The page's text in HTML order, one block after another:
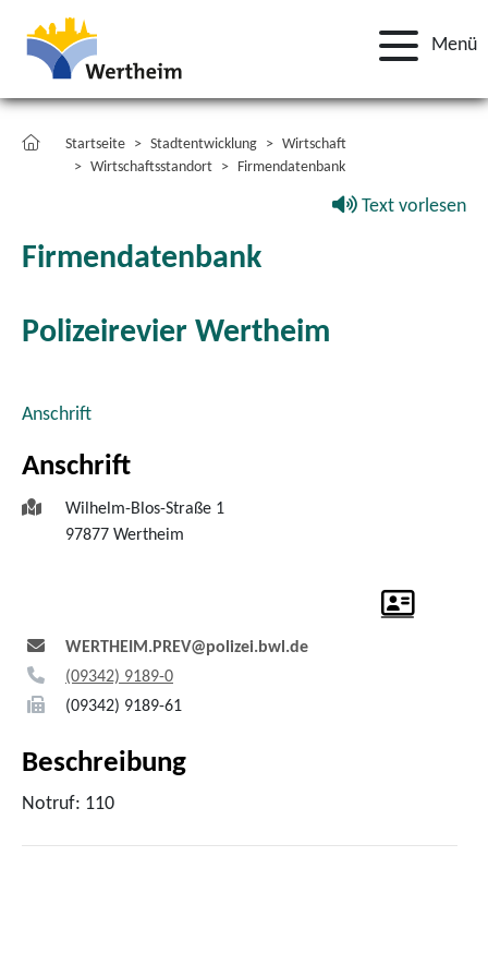
Menü
Startseite Stadtentwicklung
Wirtschaft
Wirtschaftsstandort
Firmendatenbank
Text vorlesen
Firmendatenbank
Polizeirevier Wertheim
Anschrift
Anschrift
Wilhelm-Blos-Straße 1
97877 Wertheim
WERTHEIM.PREV@polizei.bwl.de
(09342) 9189-0
(09342) 9189-61
Beschreibung
Notruf: 110